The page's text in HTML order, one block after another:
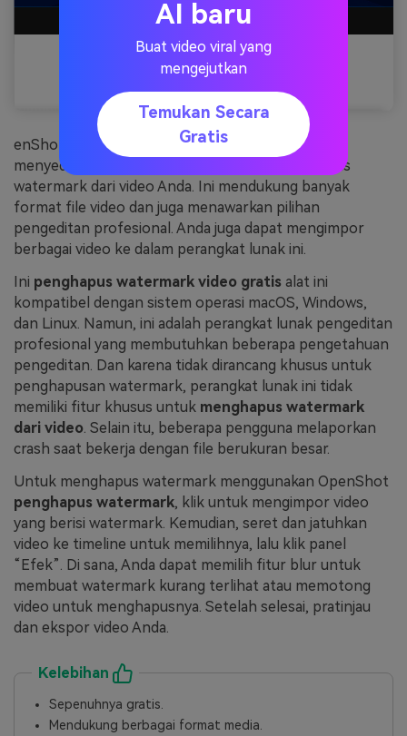
enShot adalah gratis penghapus watermark
menyediakan beberapa metode untuk menghapus
watermark dari video Anda. Ini mendukung banyak
format file video dan juga menawarkan pilihan
pengeditan profesional. Anda juga dapat mengimpor
berbagai video ke dalam perangkat lunak ini.
Ini penghapus watermark video gratis alat ini
kompatibel dengan sistem operasi macOS, Windows,
dan Linux. Namun, ini adalah perangkat lunak pengeditan
profesional yang membutuhkan beberapa pengetahuan
pengeditan. Dan karena tidak dirancang khusus untuk
penghapusan watermark, perangkat lunak ini tidak
memiliki fitur khusus untuk menghapus watermark
dari video . Selain itu, beberapa pengguna melaporkan
crash saat bekerja dengan file berukuran besar.
Untuk menghapus watermark menggunakan OpenShot
penghapus watermark, klik untuk mengimpor video
yang berisi watermark. Kemudian, seret dan jatuhkan
video ke timeline untuk memilihnya, lalu klik panel
“Efek”. Di sana, Anda dapat memilih fitur blur untuk
membuat watermark kurang terlihat atau memotong
video untuk menghapusnya. Setelah selesai, pratinjau
dan ekspor video Anda.
Kelebihan
Sepenuhnya gratis.
Mendukung berbagai format media.
AI baru
Buat video viral yang
mengejutkan
Temukan Secara
Gratis